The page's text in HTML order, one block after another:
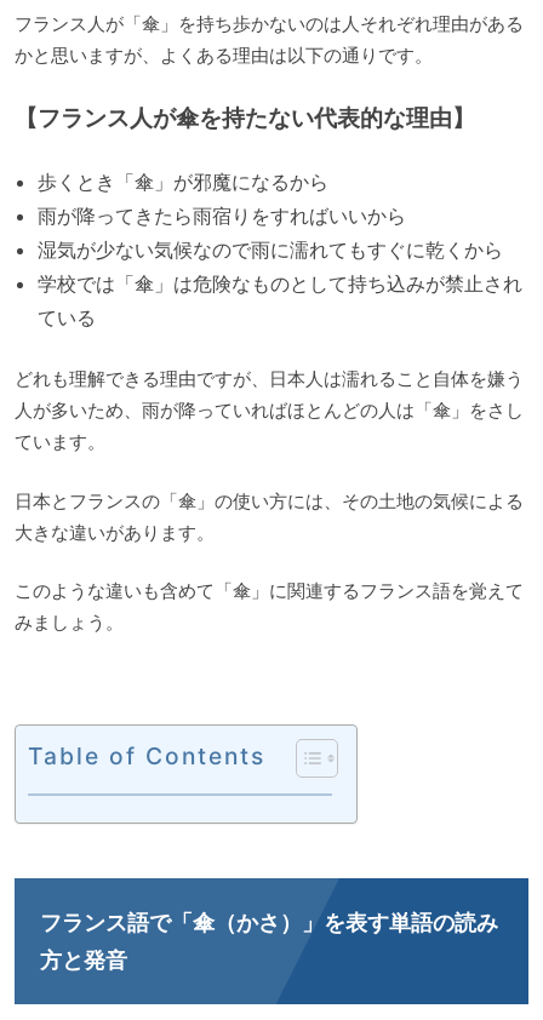
フランス人が「傘」を持ち歩かないのは人それぞれ理由がある
かと思いますが、よくある理由は以下の通りです。
【フランス人が傘を持たない代表的な理由】
歩くとき「傘」が邪魔になるから
雨が降ってきたら雨宿りをすればいいから
湿気が少ない気候なので雨に濡れてもすぐに乾くから
学校では「傘」は危険なものとして持ち込みが禁止され
ている
どれも理解できる理由ですが、日本人は濡れること自体を嫌う
人が多いため、雨が降っていればほとんどの人は「傘」をさし
ています。
日本とフランスの「傘」の使い方には、その土地の気候による
大きな違いがあります。
このような違いも含めて「傘」に関連するフランス語を覚えて
みましょう。
Table of Contents
フランス語で「傘（かさ）」を表す単語の読み
方と発音